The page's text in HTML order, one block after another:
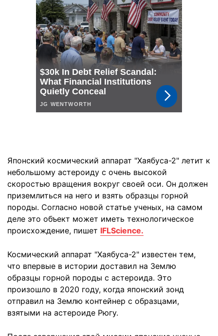
Японский космический аппарат "Хаябуса-2" летит к
небольшому астероиду с очень высокой
скоростью вращения вокруг своей оси. Он должен
приземлиться на него и взять образцы горной
породы. Согласно новой статье ученых, на самом
деле это объект может иметь технологическое
происхождение, пишет IFLScience.
Космический аппарат "Хаябуса-2" известен тем,
что впервые в истории доставил на Землю
образцы горной породы с астероида. Это
произошло в 2020 году, когда японский зонд
отправил на Землю контейнер с образцами,
взятыми на астероиде Рюгу.